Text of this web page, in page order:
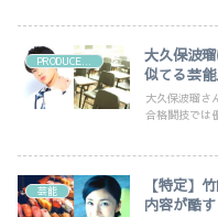
大久保波
似てる芸
大久保波瑠さ
合格闘技では
芸能
【特定】
内容が酷